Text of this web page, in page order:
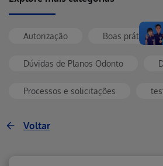
Autorização Boas práticas
Dúvidas de Planos Odonto
Processos e solicitações
Voltar